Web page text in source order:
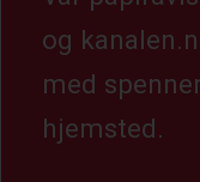
og
med
hjemsted.